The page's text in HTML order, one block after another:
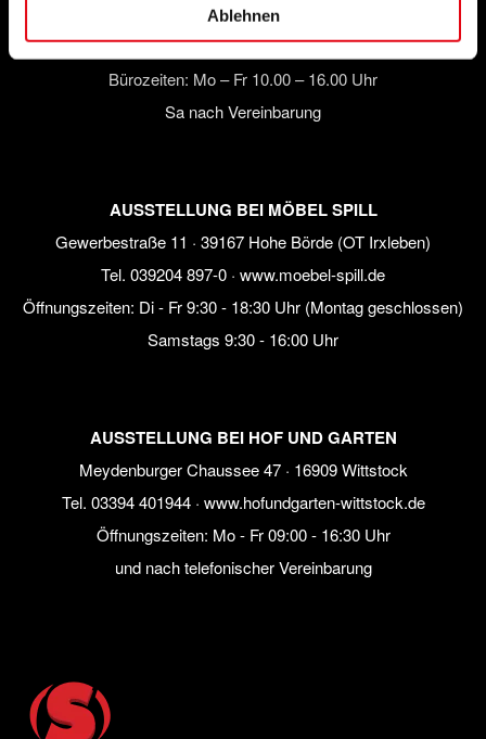
Ablehnen
· Fax 033234 88535 ·
bautechnik.de
Bürozeiten: Mo – Fr 10.00 – 16.00 Uhr
Sa nach Vereinbarung
AUSSTELLUNG BEI MÖBEL SPILL
Gewerbestraße 11 · 39167 Hohe Börde (OT Irxleben)
Tel. 039204 897-0 · www.moebel-spill.de
Öffnungszeiten: Di - Fr 9:30 - 18:30 Uhr (Montag geschlossen)
Samstags 9:30 - 16:00 Uhr
AUSSTELLUNG BEI HOF UND GARTEN
Meydenburger Chaussee 47 · 16909 Wittstock
Tel. 03394 401944· www.hofundgarten-wittstock.de
Öffnungszeiten: Mo - Fr 09:00 - 16:30 Uhr
und nach telefonischer Vereinbarung